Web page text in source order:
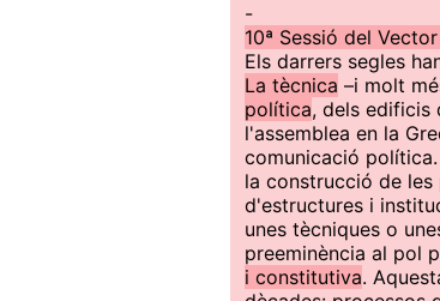
-
10ª Sessió del
Els darrers segles
La tècnica –i molt
política, dels edificis
l'assemblea en la
comunicació
la construcció de
d'estructures i
unes tècniques o
preeminència al pol
i constitutiva.